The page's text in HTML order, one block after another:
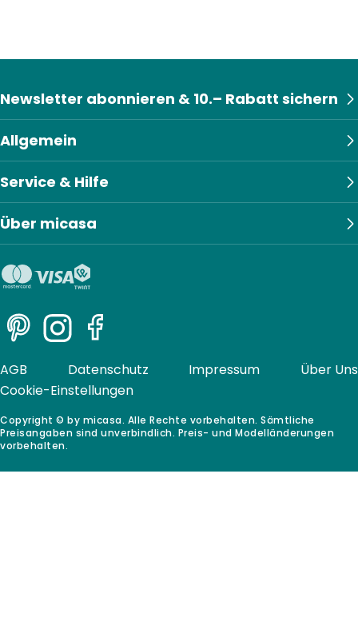
Allgemein
Service & Hilfe
Über micasa
Newsletter abonnieren & 10.– Rabatt sichern
PinterestInstagramFacebook
Copyright © by micasa. Alle Rechte vorbehalten. Sämtliche
Preisangaben sind unverbindlich. Preis- und Modelländerungen
vorbehalten.
AGB Datenschutz Impressum
Über Uns
Cookie-Einstellungen